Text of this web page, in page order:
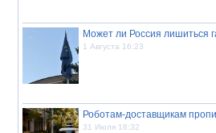
Может ли Россия лишиться
1 Августа 16:23
Роботам-доставщикам
31 Июля 18:32